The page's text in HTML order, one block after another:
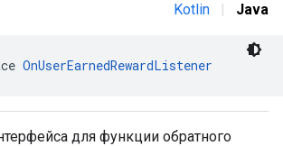
Kotlin | Java
OnUserEarnedRewardListener
для функции обратного